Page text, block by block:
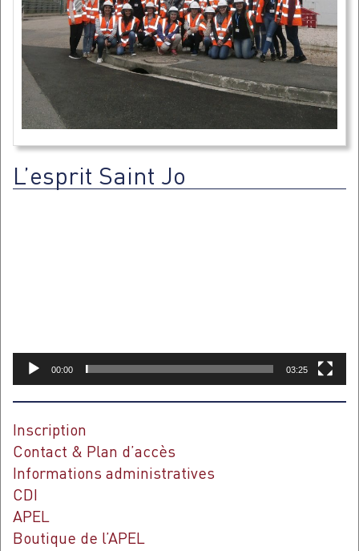
L’esprit Saint Jo
00:00 03:25
Inscription
Contact & Plan d’accès
Informations administratives
CDI
APEL
Boutique de l’APEL